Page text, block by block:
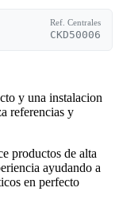
Ref. Centrales
CKD50006
y una instalacion
referencias y
productos de alta
ayudando a
en perfecto